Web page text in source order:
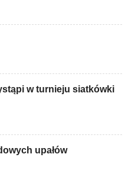
w turnieju siatkówki
upałów